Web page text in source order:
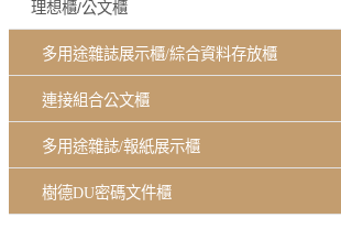
理想櫃/公文櫃
多用途雜誌展示櫃/綜合資料存放櫃
連接組合公文櫃
多用途雜誌/報紙展示櫃
樹德DU密碼文件櫃